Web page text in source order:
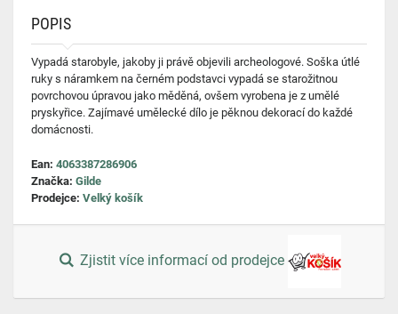
POPIS
Vypadá starobyle, jakoby ji právě objevili archeologové. Soška útlé
ruky s náramkem na černém podstavci vypadá se starožitnou
povrchovou úpravou jako měděná, ovšem vyrobena je z umělé
pryskyřice. Zajímavé umělecké dílo je pěknou dekorací do každé
domácnosti.
Ean: 4063387286906
Značka: Gilde
Prodejce: Velký košík
Zjistit více informací od prodejce